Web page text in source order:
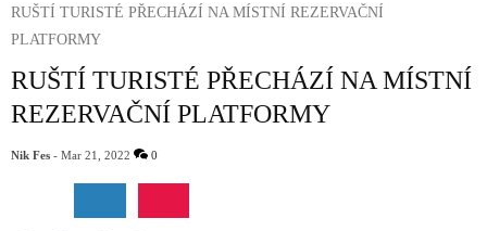
TÝDENÍ TURISTICKÉ ZPRÁVY
NEJ V TURISMU
RUŠTÍ TURISTÉ PŘECHÁZÍ NA MÍSTNÍ REZERVAČNÍ
PLATFORMY
RUŠTÍ TURISTÉ PŘECHÁZÍ NA MÍSTNÍ
REZERVAČNÍ PLATFORMY
Nik Fes - Mar 21, 2022 0